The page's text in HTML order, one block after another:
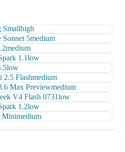
Smallhigh
Sonnet 5medium
medium
1.1low
low
2.5 Flashmedium
Max Previewmedium
V4 Flash 0731low
1.2low
Minimedium